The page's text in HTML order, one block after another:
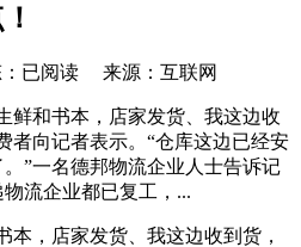
已阅读 来源：互联网
鲜和书本，店家发货、我这边收
者向记者表示。“仓库这边已经安
”一名德邦物流企业人士告诉记
流企业都已复工，...
本，店家发货、我这边收到货，